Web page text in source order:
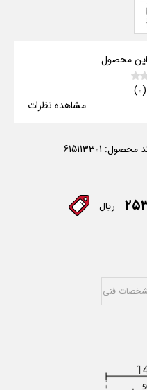
این محصول
مشاهده نظرات
محصول: 615113301
ریال
فنی